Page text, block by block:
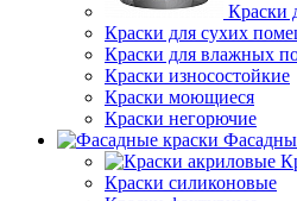
Краски
Краски для сухих
Краски для влажных
Краски износостойкие
Краски моющиеся
Краски негорючие
Краски силиконовые